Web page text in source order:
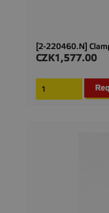
[2-220460.N]
Price
CZK1,577.00